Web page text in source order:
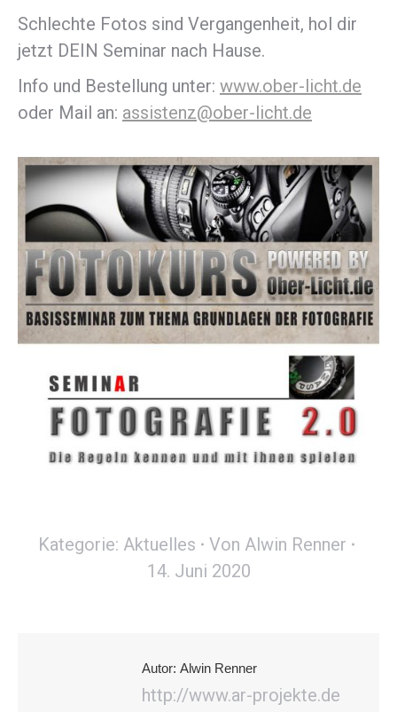
Schlechte Fotos sind Vergangenheit, hol dir
jetzt DEIN Seminar nach Hause.
Info und Bestellung unter: www.ober-licht.de
oder Mail an: assistenz@ober-licht.de
Kategorie: Aktuelles Von Alwin Renner
14. Juni 2020
Autor: Alwin Renner
http://www.ar-projekte.de